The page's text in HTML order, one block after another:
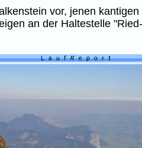
vor, jenen
an der Haltestelle